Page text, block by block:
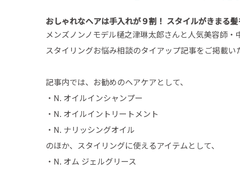
おしゃれなヘアは手入れが９割！ スタイルがきまる
メンズノンノモデル樋之津琳太郎さんと人気美容師・
スタイリングお悩み相談のタイアップ記事をご掲載い
記事内では、お勧めのヘアケアとして、
・N. オイルインシャンプー
・N. オイルイントリートメント
・N. ナリッシングオイル
のほか、スタイリングに使えるアイテムとして、
・N. オム ジェルグリース